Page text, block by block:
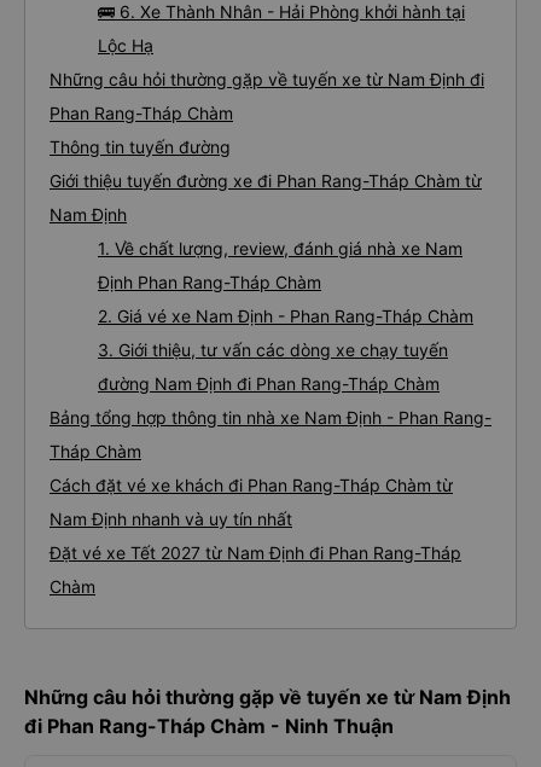
🚌 6. Xe Thành Nhân - Hải Phòng khởi hành tại
Lộc Hạ
Những câu hỏi thường gặp về tuyến xe từ Nam Định đi
Phan Rang-Tháp Chàm
Thông tin tuyến đường
Giới thiệu tuyến đường xe đi Phan Rang-Tháp Chàm từ
Nam Định
1. Về chất lượng, review, đánh giá nhà xe Nam
Định Phan Rang-Tháp Chàm
2. Giá vé xe Nam Định - Phan Rang-Tháp Chàm
3. Giới thiệu, tư vấn các dòng xe chạy tuyến
đường Nam Định đi Phan Rang-Tháp Chàm
Bảng tổng hợp thông tin nhà xe Nam Định - Phan Rang-
Tháp Chàm
Cách đặt vé xe khách đi Phan Rang-Tháp Chàm từ
Nam Định nhanh và uy tín nhất
Đặt vé xe Tết 2027 từ Nam Định đi Phan Rang-Tháp
Chàm
Những câu hỏi thường gặp về tuyến xe từ Nam Định
đi Phan Rang-Tháp Chàm - Ninh Thuận